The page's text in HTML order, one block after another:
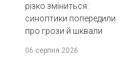
різко зміниться:
синоптики попередили
про грози й шквали
06 серпня 2026